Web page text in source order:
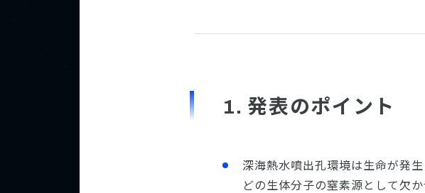
1. 発表のポイント
深海熱水噴出孔環境は生命が発
どの生体分子の窒素源として欠